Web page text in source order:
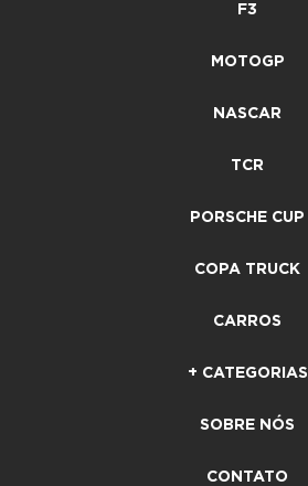
F3
MOTOGP
NASCAR
TCR
PORSCHE CUP
COPA TRUCK
CARROS
+ CATEGORIAS
SOBRE NÓS
CONTATO